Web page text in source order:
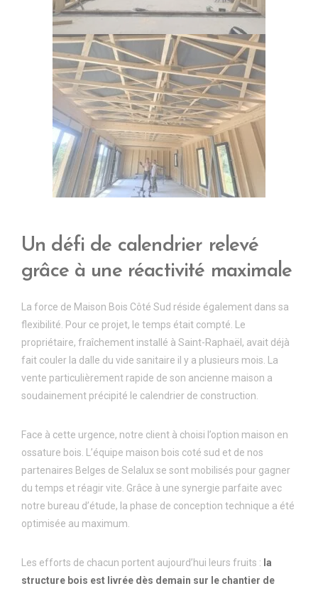
Un d éfi de calendrier relevé
grâce à une réactivité maximale
La force de Maison Bois Côté Sud réside également dans sa
flexibilité. Pour ce projet, le temps était compté. Le
propriétaire, fraîchement installé à Saint-Raphaël, avait déjà
fait couler la dalle du vide sanitaire il y a plusieurs mois. La
vente particulièrement rapide de son ancienne maison a
soudainement précipité le calendrier de construction.
Face à cette urgence, notre client à choisi l’option maison en
ossature bois. L’équipe maison bois coté sud et de nos
partenaires Belges de Selalux se sont mobilisés pour gagner
du temps et réagir vite. Grâce à une synergie parfaite avec
notre bureau d’étude, la phase de conception technique a été
optimisée au maximum.
Les efforts de chacun portent aujourd’hui leurs fruits : la
structure bois est livrée dès demain sur le chantier de